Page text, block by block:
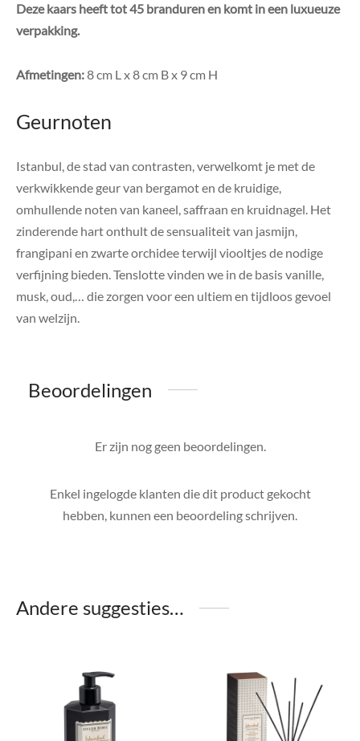
Deze kaars heeft tot 45 branduren en komt in een luxueuze
verpakking.
Afmetingen:8 cm L x 8 cm B x 9 cm H
Geurnoten
Istanbul, de stad van contrasten, verwelkomt je met de
verkwikkende geur van bergamot en de kruidige,
omhullende noten van kaneel, saffraan en kruidnagel. Het
zinderende hart onthult de sensualiteit van jasmijn,
frangipani en zwarte orchidee terwijl viooltjes de nodige
verfijning bieden. Tenslotte vinden we in de basis vanille,
musk, oud,… die zorgen voor een ultiem en tijdloos gevoel
van welzijn.
Beoordelingen
Er zijn nog geen beoordelingen.
Enkel ingelogde klanten die dit product gekocht
hebben, kunnen een beoordeling schrijven.
Andere suggesties…